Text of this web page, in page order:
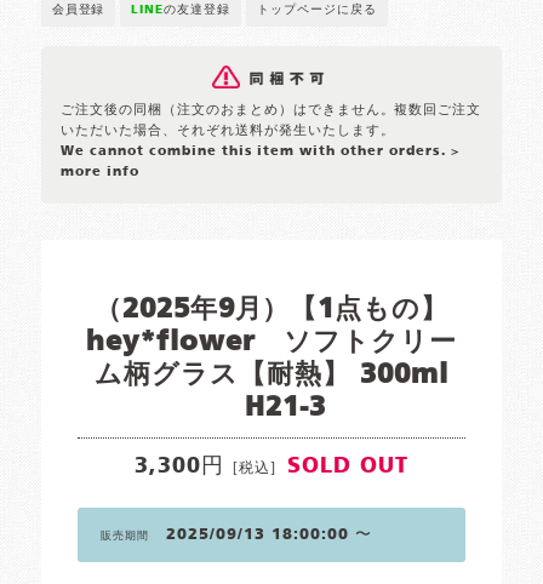
会員登録 LINEの友達登録 トップページに戻る
ご注文後の同梱（注文のおまとめ）はできません。複数回ご注文
いただいた場合、それぞれ送料が発生いたします。
We cannot combine this item with other orders. >
more info
（2025年9月）【1点もの】
hey*flower ソフトクリー
ム柄グラス【耐熱】 300ml
H21-3
3,300円 [税込] SOLD OUT
販売期間 2025/09/13 18:00:00 〜